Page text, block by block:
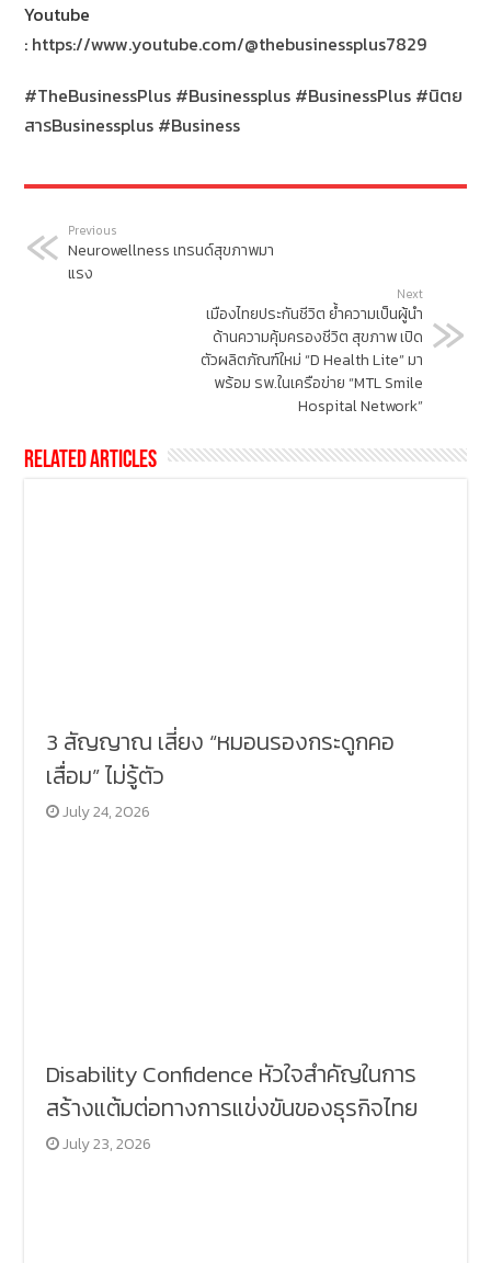
Youtube
: https://www.youtube.com/@thebusinessplus7829
#TheBusinessPlus #Businessplus #BusinessPlus #นิตย
สารBusinessplus #Business
Previous
Neurowellness เทรนด์สุขภาพมา
แรง
Next
เมืองไทยประกันชีวิต ย้ำความเป็นผู้นำ
ด้านความคุ้มครองชีวิต สุขภาพ เปิด
ตัวผลิตภัณฑ์ใหม่ “D Health Lite” มา
พร้อม รพ.ในเครือข่าย “MTL Smile
Hospital Network”
Related Articles
3 สัญญาณ เสี่ยง “หมอนรองกระดูกคอ
เสื่อม” ไม่รู้ตัว
July 24, 2026
Disability Confidence หัวใจสำคัญในการ
สร้างแต้มต่อทางการแข่งขันของธุรกิจไทย
July 23, 2026